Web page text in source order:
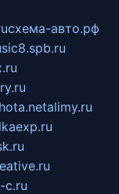
схема-авто.рф
alimy.ru
c.ru